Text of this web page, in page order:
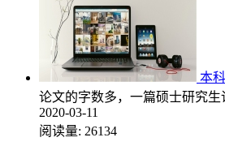
本
论文的字数多，一篇硕士研究
2020-03-11
阅读量: 26134